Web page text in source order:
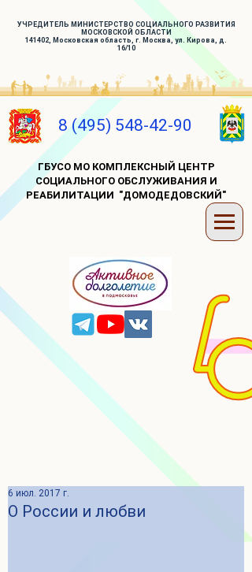
УЧРЕДИТЕЛЬ МИНИСТЕРСТВО СОЦИАЛЬНОГО РАЗВИТИЯ
МОСКОВСКОЙ ОБЛАСТИ
141402, Московская область, г. Москва, ул. Кирова, д.
16/10
8 (495) 548-42-90
ГБУСО МО КОМПЛЕКСНЫЙ ЦЕНТР
СОЦИАЛЬНОГО ОБСЛУЖИВАНИЯ И
РЕАБИЛИТАЦИИ "ДОМОДЕДОВСКИЙ"
О России и любви
6 июл. 2017 г.